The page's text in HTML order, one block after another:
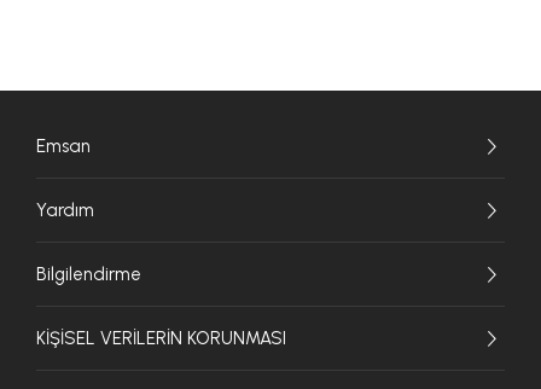
Emsan
Yardım
Bilgilendirme
KİŞİSEL VERİLERİN KORUNMASI